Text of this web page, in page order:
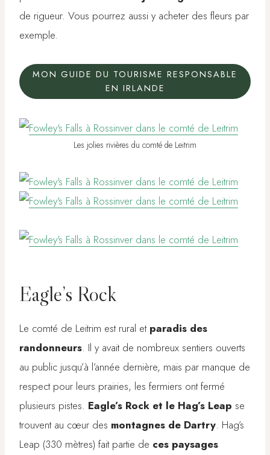
de rigueur. Vous pourrez aussi y acheter des fleurs par
exemple.
MON GUIDE DU TOURISME RESPONSABLE
EN IRLANDE
Les jolies rivières du comté de Leitrim
Eagle’s Rock
Le comté de Leitrim est rural et paradis des
randonneurs. Il y avait de nombreux sentiers ouverts
au public jusqu’à l’année dernière, mais par manque de
respect pour leurs prairies, les fermiers ont fermé
plusieurs pistes. Eagle’s Rock et le Hag’s Leap se
trouvent au cœur des montagnes de Dartry. Hag’s
Leap (330 mètres) fait partie de ces paysages